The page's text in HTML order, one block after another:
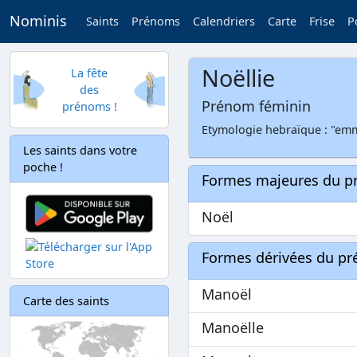
Nominis Saints Prénoms Calendriers Carte Frise
La fête
des
prénoms !
Les saints dans votre
poche !
Carte des saints
Noëllie
Prénom féminin
Etymologie hebraïque :
Formes majeures du
Noël
Formes dérivées du
Manoël
Manoëlle